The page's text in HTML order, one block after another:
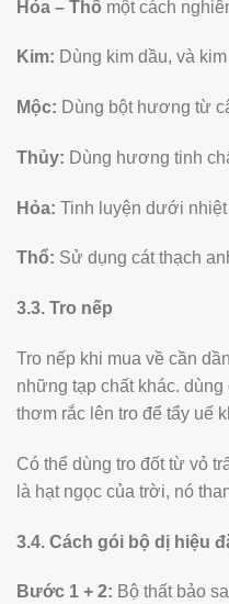
Hỏa – Thổ một cách
Kim: Dùng kim dầu, và
Mộc: Dùng bột hương từ
Thủy: Dùng hương tinh
Hỏa: Tinh luyện dưới
Thổ: Sử dụng cát thạch
3.3. Tro nếp
Tro nếp khi mua về cần
những tạp chất khác.
thơm rắc lên tro để tẩy uế
Có thể dùng tro đốt từ vỏ
là hạt ngọc của trời, nó
3.4. Cách gói bộ dị hiệu
Bước 1 + 2: Bộ thất bảo